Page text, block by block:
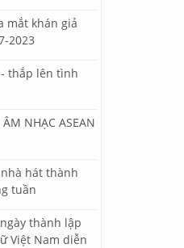
mắt khán giả
2023
thắp lên tình
NHẠC ASEAN
hát thành
tuần
thành lập
Việt Nam diễn